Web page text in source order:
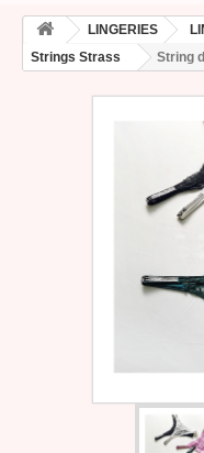
LINGERIES
Strings Strass
String